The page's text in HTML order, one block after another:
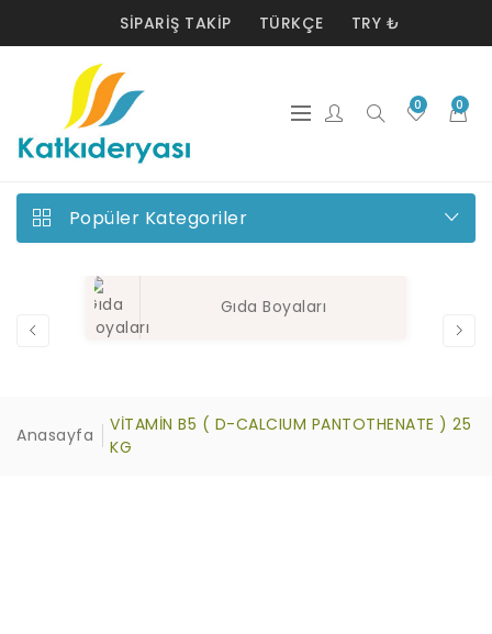
SIPARIŞ TAKIP TÜRKÇE TRY ₺
0 0
Popüler Kategoriler
Gıda Boyaları
Anasayfa
VİTAMİN B5 ( D-CALCIUM PANTOTHENATE ) 25
KG